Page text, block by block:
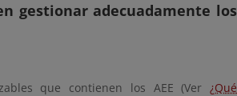
gestionar adecuadamente los
que contienen los AEE (Ver ¿Qué